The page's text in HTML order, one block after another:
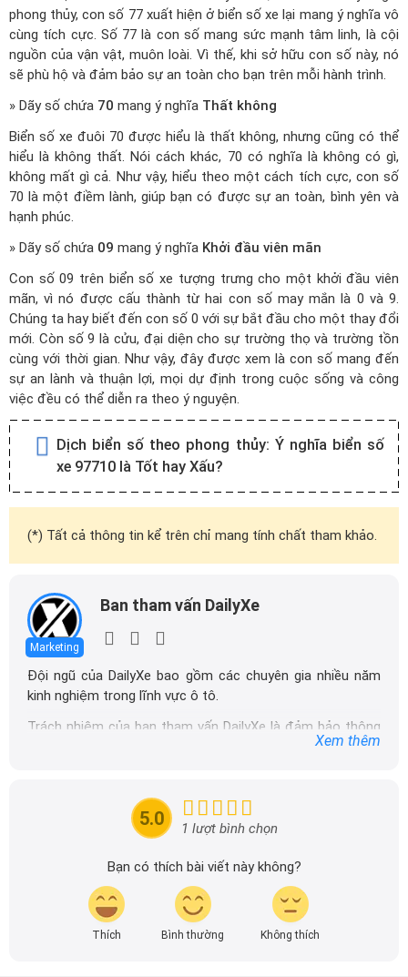
phong thủy, con số 77 xuất hiện ở biển số xe lại mang ý nghĩa vô
cùng tích cực. Số 77 là con số mang sức mạnh tâm linh, là cội
nguồn của vận vật, muôn loài. Vì thế, khi sở hữu con số này, nó
sẽ phù hộ và đảm bảo sự an toàn cho bạn trên mỗi hành trình.
» Dãy số chứa 70 mang ý nghĩa Thất không
Biển số xe đuôi 70 được hiểu là thất không, nhưng cũng có thể
hiểu là không thất. Nói cách khác, 70 có nghĩa là không có gì,
không mất gì cả. Như vậy, hiểu theo một cách tích cực, con số
70 là một điềm lành, giúp bạn có được sự an toàn, bình yên và
hạnh phúc.
» Dãy số chứa 09 mang ý nghĩa Khởi đầu viên mãn
Con số 09 trên biển số xe tượng trưng cho một khởi đầu viên
mãn, vì nó được cấu thành từ hai con số may mắn là 0 và 9.
Chúng ta hay biết đến con số 0 với sự bắt đầu cho một thay đổi
mới. Còn số 9 là cửu, đại diện cho sự trường thọ và trường tồn
cùng với thời gian. Như vậy, đây được xem là con số mang đến
sự an lành và thuận lợi, mọi dự định trong cuộc sống và công
việc đều có thể diễn ra theo ý nguyện.
Dịch biển số theo phong thủy: Ý nghĩa biển số
xe 97710 là Tốt hay Xấu?
(*) Tất cả thông tin kể trên chỉ mang tính chất tham khảo.
Marketing
Ban tham vấn DailyXe
Đội ngũ của DailyXe bao gồm các chuyên gia nhiều năm
kinh nghiệm trong lĩnh vực ô tô.
Trách nhiệm của ban tham vấn DailyXe là đảm bảo thông
tin chính xác được đăng tải trên dailyxe.com.vn, thường
tin nhanh chóng và dễ dàng hơn.
Xem thêm
5.0 1 lượt bình chọn
Bạn có thích bài viết này không?
Thích Bình thường Không thích